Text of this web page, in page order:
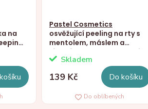
na
Pastel Cosmetics
osvěžující peeling na rty s
mentolem, máslem a
vitaminem E, Pastel Lab Lip
Renewal Scrub Mint, 4,5g
Skladem
139 Kč Do košíku
Do oblíbených